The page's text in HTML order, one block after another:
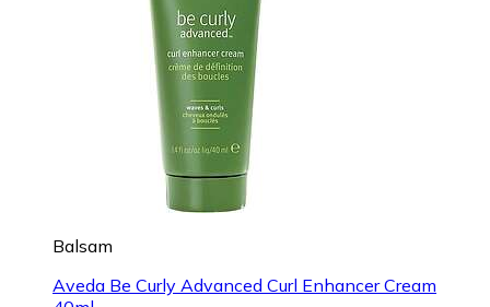
Balsam
Aveda Be Curly Advanced Curl Enhancer Cream